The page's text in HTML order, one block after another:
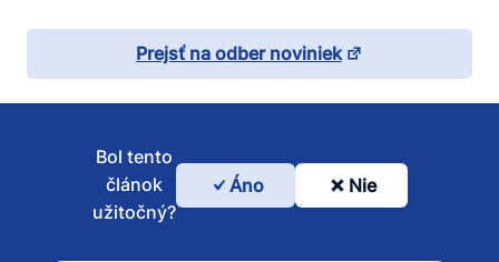
Prejsť na odber noviniek
Bol
Bol tento
článok
užitočný?
Áno Nie